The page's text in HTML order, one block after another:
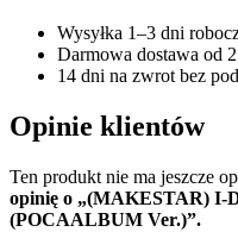
Wysyłka 1–3 dni
Darmowa dostawa od
14 dni na zwrot bez
Opinie klientów
Ten produkt nie ma jeszcze
opinię o „(MAKESTAR) I-
(POCAALBUM Ver.)”.